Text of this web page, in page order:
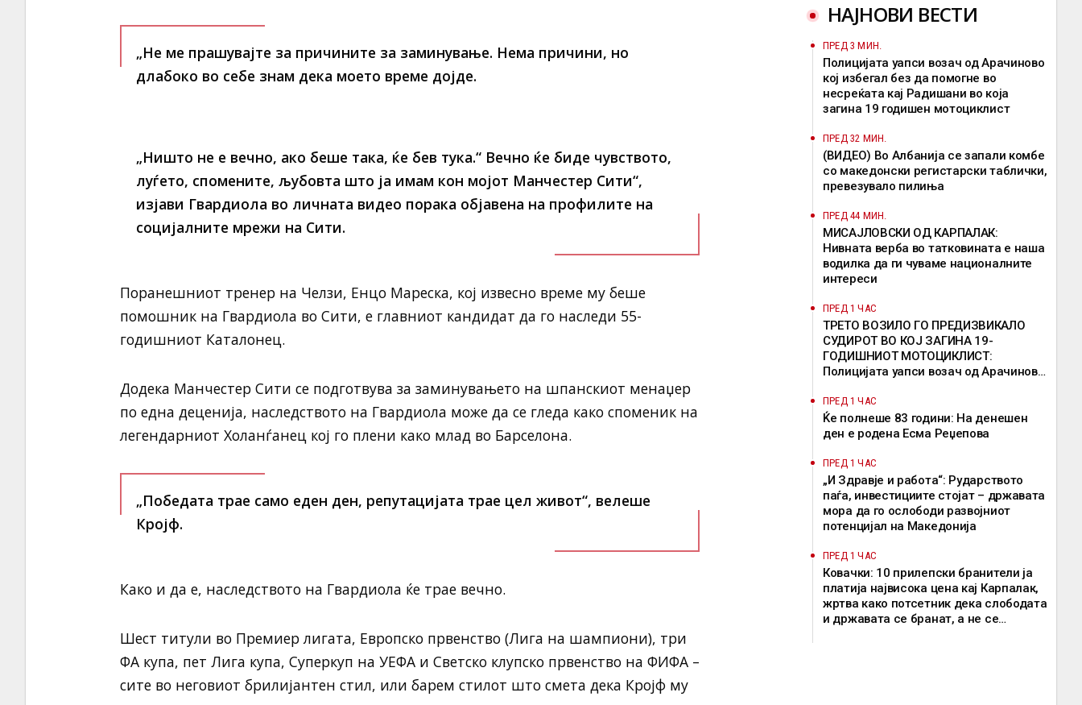
„Не ме прашувајте за причините за заминување. Нема причини, но
длабоко во себе знам дека моето време дојде.
„Ништо не е вечно, ако беше така, ќе бев тука.“ Вечно ќе биде чувството,
луѓето, спомените, љубовта што ја имам кон мојот Манчестер Сити“,
изјави Гвардиола во личната видео порака објавена на профилите на
социјалните мрежи на Сити.
Поранешниот тренер на Челзи, Енцо Мареска, кој извесно време му беше
помошник на Гвардиола во Сити, е главниот кандидат да го наследи 55-
годишниот Каталонец.
Додека Манчестер Сити се подготвува за заминувањето на шпанскиот менаџер
по една деценија, наследството на Гвардиола може да се гледа како споменик на
легендарниот Холанѓанец кој го плени како млад во Барселона.
„Победата трае само еден ден, репутацијата трае цел живот“, велеше
Кројф.
Како и да е, наследството на Гвардиола ќе трае вечно.
Шест титули во Премиер лигата, Европско првенство (Лига на шампиони), три
ФА купа, пет Лига купа, Суперкуп на УЕФА и Светско клупско првенство на ФИФА –
сите во неговиот брилијантен стил, или барем стилот што смета дека Кројф му
НАЈНОВИ ВЕСТИ
ПРЕД 3 МИН.
Полицијата уапси возач од Арачиново
кој избегал без да помогне во
несреќата кај Радишани во која
загина 19 годишен мотоциклист
ПРЕД 32 МИН.
(ВИДЕО) Во Албанија се запали комбе
со македонски регистарски таблички,
превезувало пилиња
ПРЕД 44 МИН.
МИСАЈЛОВСКИ ОД КАРПАЛАК:
Нивната верба во татковината е наша
водилка да ги чуваме националните
интереси
ПРЕД 1 ЧАС
ТРЕТО ВОЗИЛО ГО ПРЕДИЗВИКАЛО
СУДИРОТ ВО КОЈ ЗАГИНА 19-
ГОДИШНИОТ МОТОЦИКЛИСТ:
Полицијата уапси возач од Арачиново,
ПРЕД 1 ЧАС
Ќе полнеше 83 години: На денешен
ден е родена Есма Реџепова
ПРЕД 1 ЧАС
„И Здравје и работа“: Рударството
паѓа, инвестициите стојат – државата
мора да го ослободи развојниот
потенцијал на Македонија
ПРЕД 1 ЧАС
Ковачки: 10 прилепски бранители ја
платија највисока цена кај Карпалак,
жртва како потсетник дека слободата
и државата се бранат, а не се